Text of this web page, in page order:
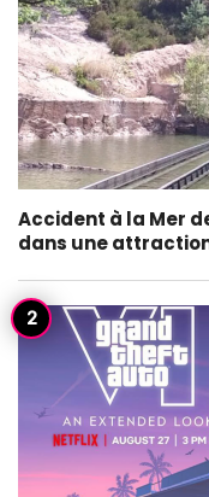
Accident à la Mer
dans une